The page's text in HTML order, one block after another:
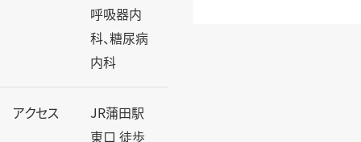
呼吸器内
科、糖尿病
内科
アクセス
JR蒲田駅
東口 徒歩